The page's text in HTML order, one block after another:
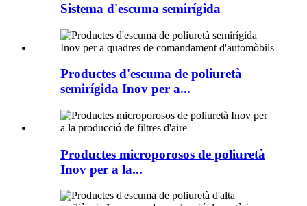
Sistema d'escuma semirígida
Productes d'escuma de poliuretà
semirígida Inov per a...
Productes microporosos de poliuretà
Inov per a la...